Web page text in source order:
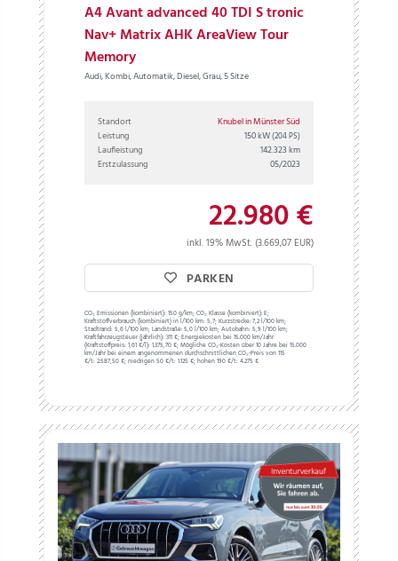
A4 Avant advanced 40 TDI S tronic
Nav+ Matrix AHK AreaView Tour
Memory
Audi, Kombi, Automatik, Diesel, Grau, 5 Sitze
Standort
Knubel in Münster Süd
Leistung
150 kW(204 PS)
Laufleistung
142.323 km
Erstzulassung
05/2023
22.980 €
inkl. 19% MwSt. (3.669,07 EUR)
PARKEN
CO₂ Emissionen (kombiniert): 150 g/km;CO₂ Klasse (kombiniert): E;
Kraftstoffverbrauch (kombiniert) in l/100 km: 5,7;Kurzstrecke: 7,2 l/100 km;
Stadtrand: 5,6 l/100 km;Landstraße: 5,0 l/100 km;Autobahn: 5,9 l/100 km;
Kraftfahrzeugsteuer (jährlich): 311 €;Energiekosten bei 15.000 km/Jahr
(Kraftstoffpreis: 1,61€/l): 1.375,70 €;Mögliche CO₂-Kosten über 10 Jahre bei 15.000
km/Jahr bei einem angenommenen durchschnittlichen CO₂-Preis von 115
€/t: 2.587,50 €; niedrigen 50 €/t: 1.125 €; hohen 190 €/t: 4.275 €